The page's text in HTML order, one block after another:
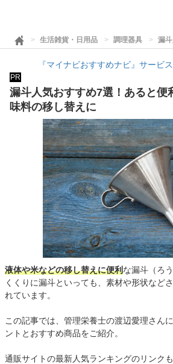
生活雑貨・日用品 調理器具 漏
『マイナビおすすめナビ』サービ
PR
漏斗人気おすすめ7選！あると便
味料の移し替えに
液体や米などの移し替えに便利な漏斗（ろ
くくりに漏斗といっても、素材や形状など
れています。
この記事では、管理栄養士の渡辺愛理さん
ントとおすすめ商品をご紹介。
通販サイトの最新人気ランキングのリンク